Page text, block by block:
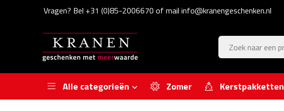
Vragen? Bel +31 (0)85-2006670 of mail info@kranengeschenken.nl
Alle categorieën Zomer Kerstpakketten